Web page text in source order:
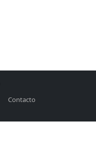
Contacto